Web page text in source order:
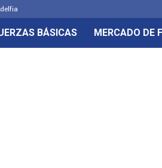
BÁSICAS MERCADO DE